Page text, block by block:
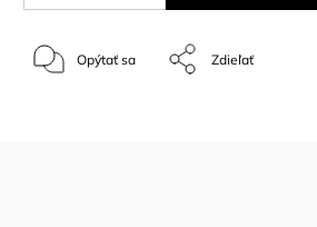
Opýtať sa Zdieľať